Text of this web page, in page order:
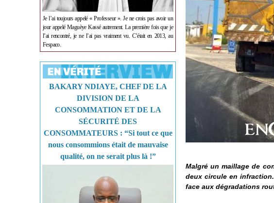
Je l’ai toujours appelé « Professeur ». Je ne crois pas avoir un
jour appelé Maguèye Kassé autrement. La première fois que je
l’ai rencontré, je ne l’ai pas vraiment vu. C’était en 2013, au
Fespaco.
BAKARY NDIAYE, CHEF DE LA
DIVISION DE LA
CONSOMMATION ET DE LA
SÉCURITÉ DES
CONSOMMATEURS : “Si tout ce que
nous consommions était de mauvaise
qualité, on ne serait plus là !”
Malgré un maillage de
deux circule en
face aux dégradations